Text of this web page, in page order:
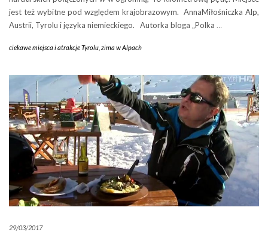
jest też wybitne pod względem krajobrazowym. AnnaMiłośniczka Alp,
Austrii, Tyrolu i języka niemieckiego. Autorka bloga „Polka …
ciekawe miejsca i atrakcje Tyrolu zima w Alpach
29/03/2017